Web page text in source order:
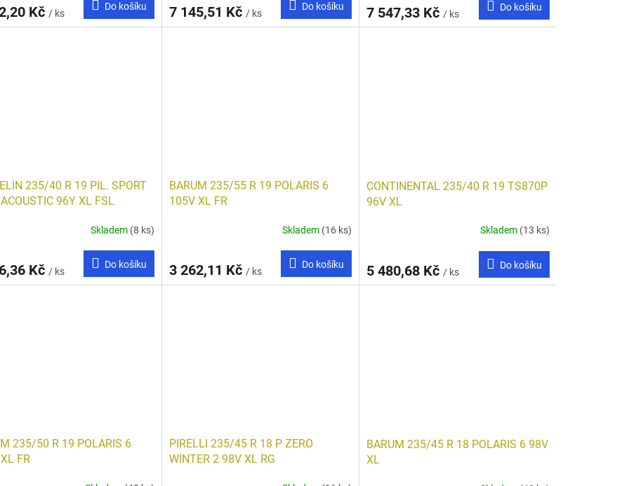
Kč / ks
Do košíku 7 145,51 Kč / ks
Do košíku 7 547,33 Kč / ks
Do košíku
235/40 R 19 PIL. SPORT
96Y XL FSL
Skladem (8 ks)
Kč / ks
Do košíku
BARUM 235/55 R 19 POLARIS 6
105V XL FR
Skladem (16 ks)
3 262,11 Kč / ks
Do košíku
CONTINENTAL 235/40 R 19 TS870P
96V XL
Skladem (13 ks)
5 480,68 Kč / ks
Do košíku
235/50 R 19 POLARIS 6
FR
PIRELLI 235/45 R 18 P ZERO
WINTER 2 98V XL RG
BARUM 235/45 R 18 POLARIS 6 98V
XL